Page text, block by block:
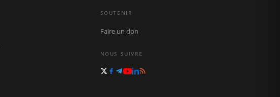
SOUTENIR
Faire un don
NOUS SUIVRE